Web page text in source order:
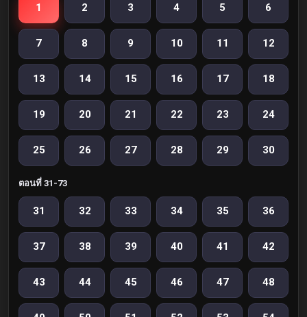
1 2 3 4 5 6
7 8 9 10 11 12
13 14 15 16 17 18
19 20 21 22 23 24
25 26 27 28 29 30
ตอนที่ 31-73
31 32 33 34 35 36
37 38 39 40 41 42
43 44 45 46 47 48